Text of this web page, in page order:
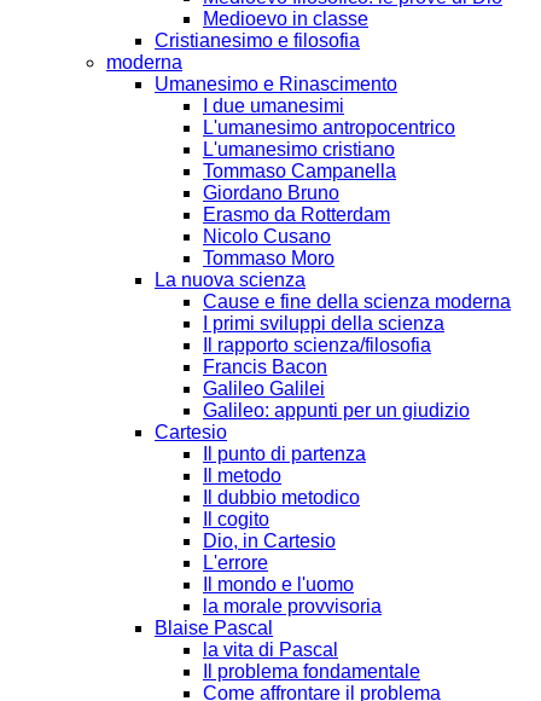
Medioevo in classe
Cristianesimo e filosofia
moderna
Umanesimo e Rinascimento
I due umanesimi
L'umanesimo antropocentrico
L'umanesimo cristiano
Tommaso Campanella
Giordano Bruno
Erasmo da Rotterdam
Nicolo Cusano
Tommaso Moro
La nuova scienza
Cause e fine della scienza moderna
I primi sviluppi della scienza
Il rapporto scienza/filosofia
Francis Bacon
Galileo Galilei
Galileo: appunti per un giudizio
Cartesio
Il punto di partenza
Il metodo
Il dubbio metodico
Il cogito
Dio, in Cartesio
L'errore
Il mondo e l'uomo
la morale provvisoria
Blaise Pascal
la vita di Pascal
Il problema fondamentale
Come affrontare il problema